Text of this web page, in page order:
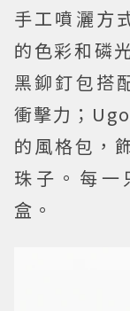
手工噴灑方
的色彩和磷
黑鉚釘包搭
衝擊力；
的風格包，
珠子。每一
盒。